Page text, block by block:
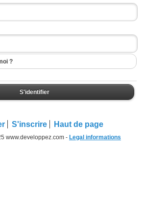
?
S'identifier
S'inscrire Haut de page
www.developpez.com - Legal informations